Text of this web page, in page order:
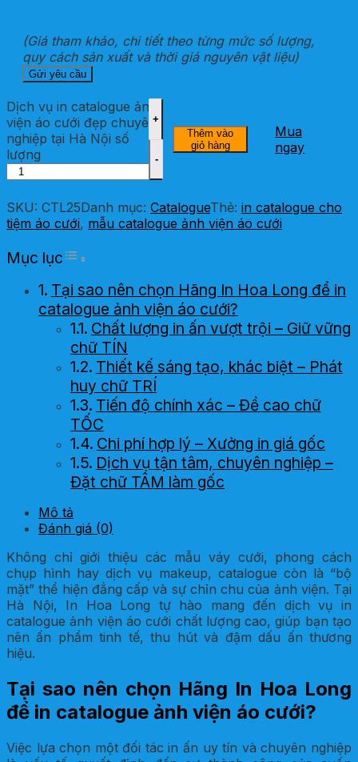
(Giá tham khảo, chi tiết theo từng mức số lượng,
quy cách sản xuất và thời giá nguyên vật liệu)
Dịch vụ in catalogue ảnh
viện áo cưới đẹp chuyên
nghiệp tại Hà Nội số
lượng
Thêm vào
giỏ hàng
Mua
ngay
SKU: CTL25Danh mục: CatalogueThẻ: in catalogue cho
tiệm áo cưới, mẫu catalogue ảnh viện áo cưới
Mục lục Toggle Table of Content
Tại sao nên chọn Hãng In Hoa Long để in
catalogue ảnh viện áo cưới?
Chất lượng in ấn vượt trội – Giữ vững
chữ TÍN
Thiết kế sáng tạo, khác biệt – Phát
huy chữ TRÍ
Tiến độ chính xác – Đề cao chữ
TỐC
Chi phí hợp lý – Xưởng in giá gốc
Dịch vụ tận tâm, chuyên nghiệp –
Đặt chữ TÂM làm gốc
ảnh viện áo cưới tại In Hoa Long
Tham khảo các mẫu catalogue ảnh viện
áo cưới ấn tượng
Mô tả
Đánh giá (0)
Không chỉ giới thiệu các mẫu váy cưới, phong cách
chụp hình hay dịch vụ makeup, catalogue còn là “bộ
mặt” thể hiện đẳng cấp và sự chỉn chu của ảnh viện. Tại
Hà Nội, In Hoa Long tự hào mang đến dịch vụ in
catalogue ảnh viện áo cưới chất lượng cao, giúp bạn tạo
nên ấn phẩm tinh tế, thu hút và đậm dấu ấn thương
hiệu.
Tại sao nên chọn Hãng In Hoa Long
để in catalogue ảnh viện áo cưới?
Việc lựa chọn một đối tác in ấn uy tín và chuyên nghiệp